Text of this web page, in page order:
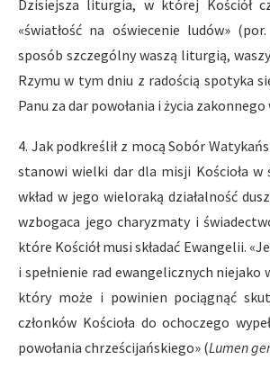
Dzisiejsza liturgia, w której Kościół
«światłość na oświecenie ludów»
sposób szczególny waszą liturgią,
Rzymu w tym dniu z radością spotyka
Panu za dar powołania i życia zakonnego
4. Jak podkreślił z mocą Sobór
stanowi wielki dar dla misji Kościoła w
wkład w jego wieloraką działalność
wzbogaca jego charyzmaty i
które Kościół musi składać Ewangelii.
i spełnienie rad ewangelicznych niejako
który może i powinien pociągnąć
członków Kościoła do ochoczego
powołania chrześcijańskiego» (Lumen